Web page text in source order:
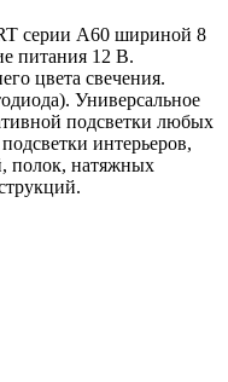
серии A60 шириной 8
питания 12 В.
цвета свечения.
Универсальное
подсветки любых
интерьеров,
полок, натяжных